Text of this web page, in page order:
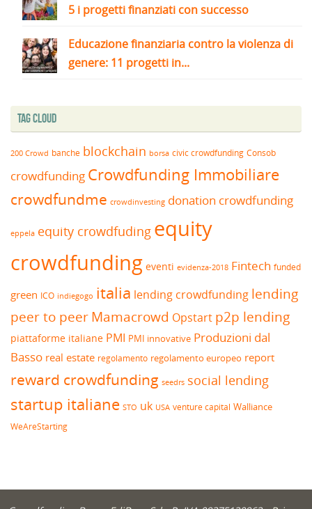
5 i progetti finanziati con successo
Educazione finanziaria contro la violenza di
genere: 11 progetti in...
Tag Cloud
200 Crowd banche blockchain borsa civic crowdfunding Consob
crowdfunding Crowdfunding Immobiliare
crowdfundme crowdinvesting donation crowdfunding
eppela equity crowdfuding equity
crowdfunding eventi evidenza-2018 Fintech funded
green ICO indiegogo italia lending crowdfunding lending
peer to peerMamacrowd Opstart p2p lending
piattaforme italiane PMI PMI innovative Produzioni dal
Basso real estate regolamento regolamento europeo report
reward crowdfunding seedrs social lending
startup italiane STO uk USA venture capital Walliance
WeAreStarting